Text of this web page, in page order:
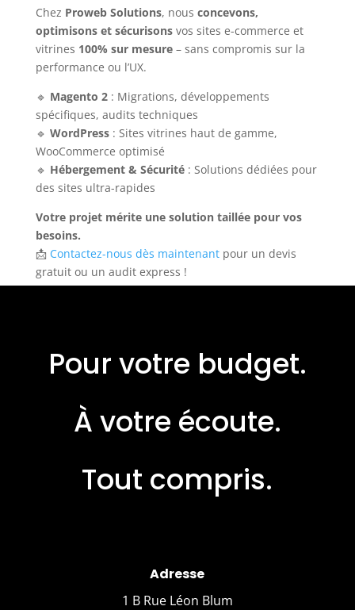
Chez Proweb Solutions, nous concevons,
optimisons et sécurisonsvos sites e-commerce et
vitrines 100% sur mesure – sans compromis sur la
performance ou l’UX.
🔹 Magento 2: Migrations, développements
spécifiques, audits techniques
🔹 WordPress: Sites vitrines haut de gamme,
WooCommerce optimisé
🔹 Hébergement & Sécurité: Solutions dédiées pour
des sites ultra-rapides
Votre projet mérite une solution taillée pour vos
besoins.
📩 Contactez-nous dès maintenantpour un devis
gratuit ou un audit express !
Pour votre budget.
À votre écoute.
Tout compris.
Adresse
1 B Rue Léon Blum